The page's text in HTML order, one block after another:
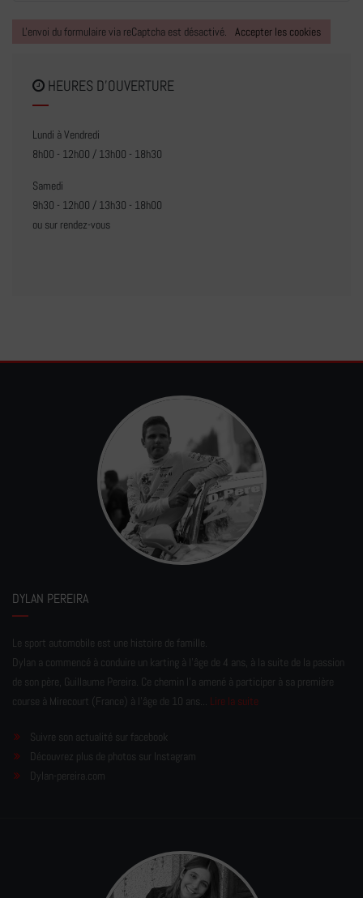
L'envoi du formulaire via reCaptcha est désactivé. Accepter les cookies
HEURES D'OUVERTURE
Lundi à Vendredi
8h00 - 12h00 / 13h00 - 18h30
Samedi
9h30 - 12h00 / 13h30 - 18h00
ou sur rendez-vous
DYLAN PEREIRA
Le sport automobile est une histoire de famille.
Dylan a commencé à conduire un karting à l’âge de 4 ans, à la suite de la passion
de son père, Guillaume Pereira. Ce chemin l'a amené à participer à sa première
course à Mirecourt (France) à l'âge de 10 ans... Lire la suite
Suivre son actualité sur facebook
Découvrez plus de photos sur Instagram
Dylan-pereira.com